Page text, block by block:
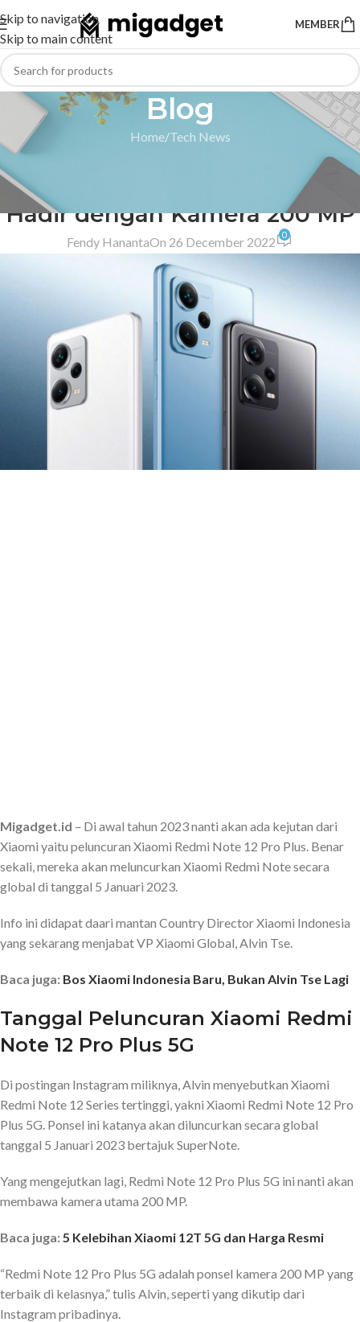
Skip to navigation
Skip to main content
MEMBER
Blog
Home Tech News
Xiaomi Redmi Note 12 Pro Plus
Hadir dengan Kamera 200 MP
Fendy HanantaOn 26 December 2022 0
Migadget.id – Di awal tahun 2023 nanti akan ada kejutan dari
Xiaomi yaitu peluncuran Xiaomi Redmi Note 12 Pro Plus. Benar
sekali, mereka akan meluncurkan Xiaomi Redmi Note secara
global di tanggal 5 Januari 2023.
Info ini didapat daari mantan Country Director Xiaomi Indonesia
yang sekarang menjabat VP Xiaomi Global, Alvin Tse.
Baca juga: Bos Xiaomi Indonesia Baru, Bukan Alvin Tse Lagi
Tanggal Peluncuran Xiaomi Redmi
Note 12 Pro Plus 5G
Di postingan Instagram miliknya, Alvin menyebutkan Xiaomi
Redmi Note 12 Series tertinggi, yakni Xiaomi Redmi Note 12 Pro
Plus 5G. Ponsel ini katanya akan diluncurkan secara global
tanggal 5 Januari 2023 bertajuk SuperNote.
Yang mengejutkan lagi, Redmi Note 12 Pro Plus 5G ini nanti akan
membawa kamera utama 200 MP.
Baca juga: 5 Kelebihan Xiaomi 12T 5G dan Harga Resmi
“Redmi Note 12 Pro Plus 5G adalah ponsel kamera 200 MP yang
terbaik di kelasnya,” tulis Alvin, seperti yang dikutip dari
Instagram pribadinya.